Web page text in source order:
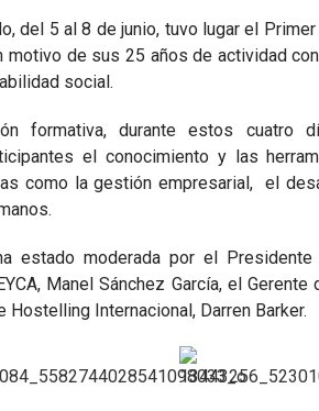
del 5 al 8 de junio, tuvo lugar el
motivo de sus 25 años de actividad
social.
formativa, durante estos cuatro
el conocimiento y las
como la gestión empresarial, el
estado moderada por el
Manel Sánchez García, el
Hostelling Internacional, Darren Barker.